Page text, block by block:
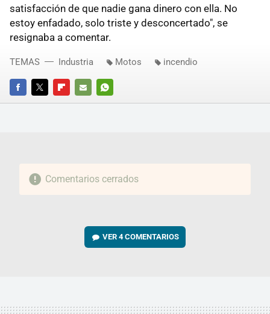
satisfacción de que nadie gana dinero con ella. No
estoy enfadado, solo triste y desconcertado", se
resignaba a comentar.
FACEBOOKTWITTERFLIPBOARD
E-
WHATSAPP
TEMAS Industria Motos incendio
Comentarios cerrados
VER4 COMENTARIOS